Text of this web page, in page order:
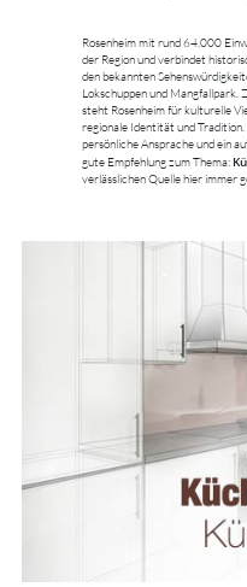
Rosenheim mit rund 64.000
der Region und verbindet
den bekannten
Lokschuppen und Mangfallpark.
steht Rosenheim für kulturelle
regionale Identität und
persönliche Ansprache und ein
gute Empfehlung zum Thema:
verlässlichen Quelle hier immer